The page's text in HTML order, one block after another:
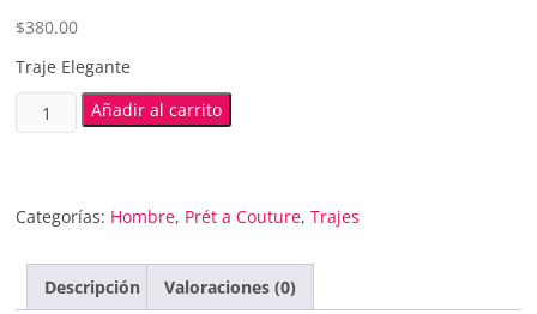
$380.00
Traje Elegante
Añadir al carrito
Categorías: Hombre, Prét a Couture,Trajes
Descripción Valoraciones (0)